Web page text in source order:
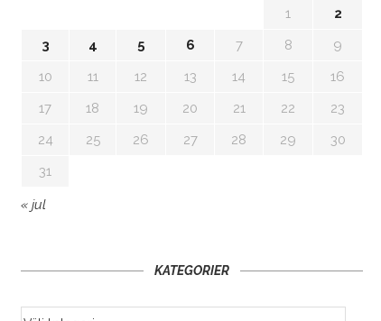
1
2
3
4 5 6 7 8
9
10
11 12 13 14 15
16
17
18 19 20 21 22
23
24
25 26 27 28 29
30
31
« jul
KATEGORIER